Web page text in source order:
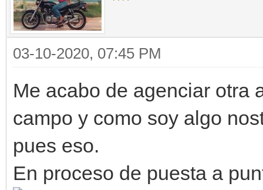
03-10-2020, 07:45 PM
Me acabo de agenciar otra
campo y como soy algo
pues eso.
En proceso de puesta a